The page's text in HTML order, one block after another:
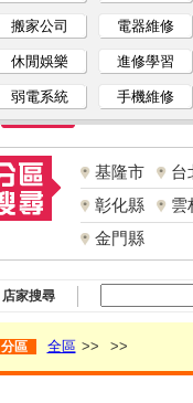
搬家公司 電器維修
休閒娛樂 進修學習
弱電系統 手機維修
基隆市 台
彰化縣
雲
金門縣
店家搜尋
分區 全區 >> >>